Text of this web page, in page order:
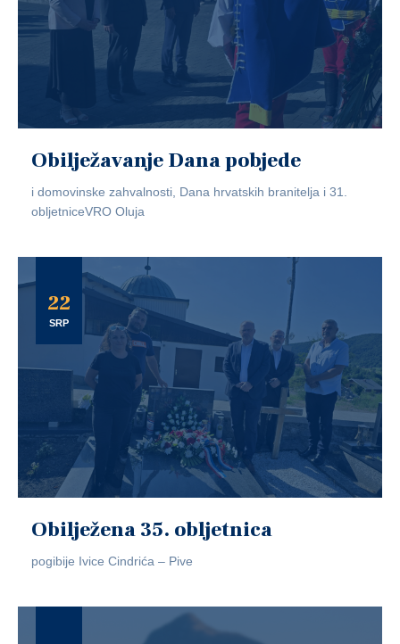
Obilježavanje Dana pobjede
i domovinske zahvalnosti, Dana hrvatskih branitelja i 31.
obljetniceVRO Oluja
22
SRP
Obilježena 35. obljetnica
pogibije Ivice Cindrića – Pive